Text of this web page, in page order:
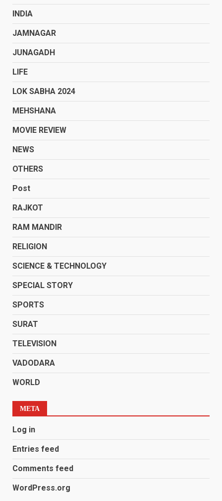
INDIA
JAMNAGAR
JUNAGADH
LIFE
LOK SABHA 2024
MEHSHANA
MOVIE REVIEW
NEWS
OTHERS
Post
RAJKOT
RAM MANDIR
RELIGION
SCIENCE & TECHNOLOGY
SPECIAL STORY
SPORTS
SURAT
TELEVISION
VADODARA
WORLD
META
Log in
Entries feed
Comments feed
WordPress.org